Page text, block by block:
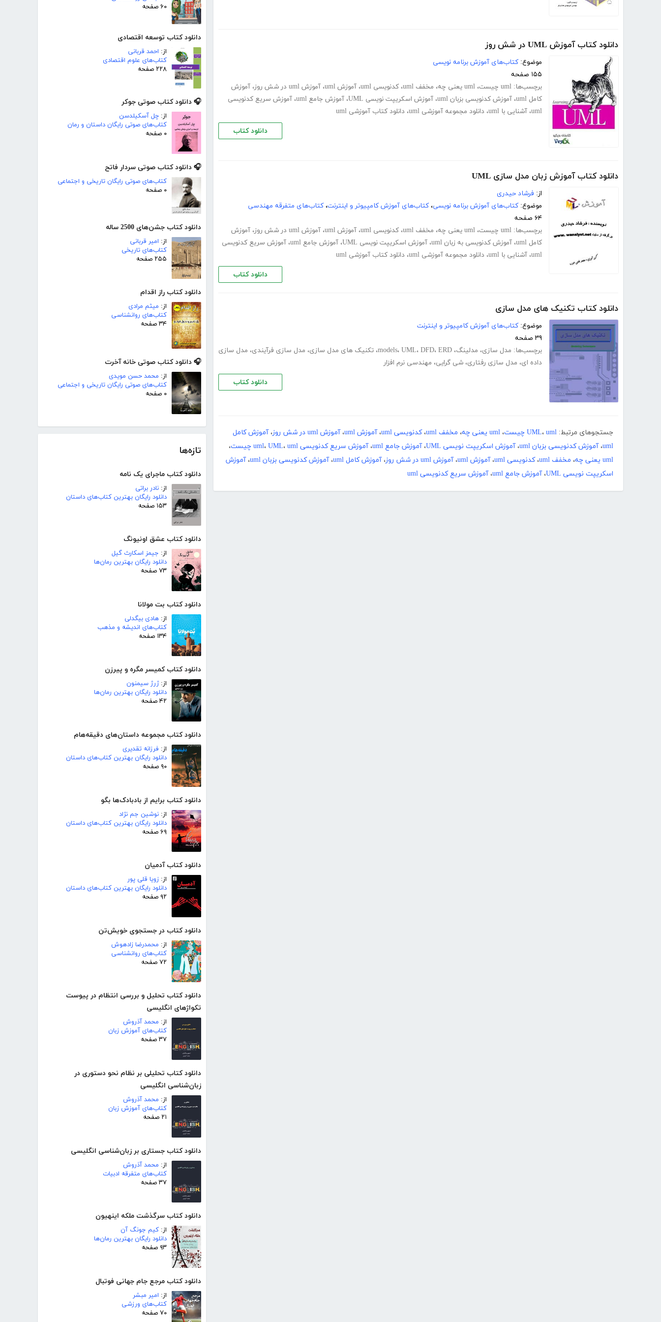
۶۰ صفحه
دانلود کتاب توسعه اقتصادی
از: احمد قربانی
کتاب‌های علوم اقتصادی
۲۲۸ صفحه
🎧 دانلود کتاب صوتی جوکر
از: چل آسکیلدسن
کتاب‌های صوتی رایگان داستان و رمان
۰ صفحه
🎧 دانلود کتاب صوتی سردار فاتح
کتاب‌های صوتی رایگان تاریخی و اجتماعی
۰ صفحه
دانلود کتاب جشن‌های 2500 ساله
از: امیر قربانی
کتاب‌های تاریخی
۲۵۵ صفحه
دانلود کتاب راز اقدام
از: میثم مرادی
کتاب‌های روانشناسی
۳۴ صفحه
🎧 دانلود کتاب صوتی خانه آخرت
از: محمد حسن مویدی
کتاب‌های صوتی رایگان تاریخی و اجتماعی
۰ صفحه
تازه‌ها
دانلود کتاب ماجرای یک نامه
از: نادر براتی
دانلود رایگان بهترین کتاب‌های داستان
۱۵۳ صفحه
دانلود کتاب عشق اونیونگ
از: جیمز اسکارث گیل
دانلود رایگان بهترین رمان‌ها
۷۳ صفحه
دانلود کتاب بت مولانا
از: هادی بیگدلی
کتاب‌های اندیشه و مذهب
۱۳۴ صفحه
دانلود کتاب کمیسر مگره و پیرزن
از:ژرژ سیمنون
دانلود رایگان بهترین رمان‌ها
۴۲ صفحه
دانلود کتاب مجموعه داستان‌های دقیقه‌هام
از: فرزانه تقدیری
دانلود رایگان بهترین کتاب‌های داستان
۹۰ صفحه
دانلود کتاب برایم از بادبادک‌ها بگو
از: نوشین جم نژاد
دانلود رایگان بهترین کتاب‌های داستان
۶۹ صفحه
دانلود کتاب آدمیان
از: زویا قلی پور
دانلود رایگان بهترین کتاب‌های داستان
۹۲ صفحه
دانلود کتاب در جستجوی خویش‌تن
از: محمدرضا زادهوش
کتاب‌های روانشناسی
۷۲ صفحه
دانلود کتاب تحلیل و بررسی انتظام در پیوست
تکواژهای انگلیسی
از: محمد آذروش
کتاب‌های آموزش زبان
۳۷ صفحه
دانلود کتاب تحلیلی بر نظام نحو دستوری در
زبان‌شناسی انگلیسی
از: محمد آذروش
کتاب‌های آموزش زبان
۲۱ صفحه
دانلود کتاب جستاری بر زبان‌شناسی انگلیسی
از: محمد آذروش
کتاب‌های متفرقه ادبیات
۳۷ صفحه
دانلود کتاب سرگذشت ملکه اینهیون
از: کیم جونگ آن
دانلود رایگان بهترین رمان‌ها
۹۳ صفحه
دانلود کتاب مرجع جام جهانی فوتبال
از: امیر مبشر
کتاب‌های ورزشی
۷۰ صفحه
دانلود کتاب آموزش UML در شش روز
موضوع: کتاب‌های آموزش برنامه نویسی
۱۵۵ صفحه
برچسب‌ها: uml چیست ، uml یعنی چه ، مخفف uml ، کدنویسی uml ، آموزش uml ، آموزش uml در شش روز ، آموزش
کامل uml
، آموزش کدنویسی بزبان uml ، آموزش اسکریپت نویسی UML ، آموزش جامع uml ، آموزش سریع کدنویسی
uml، آشنایی با uml ، دانلود مجموعه آموزشی uml ، دانلود کتاب آموزشی uml
دانلود کتاب
دانلود کتاب آموزش زبان مدل سازی UML
از: فرشاد حیدری
موضوع: کتاب‌های آموزش برنامه نویسی، کتاب‌های آموزش کامپیوتر و اینترنت، کتاب‌های متفرقه مهندسی
۶۴ صفحه
برچسب‌ها: uml چیست ، uml یعنی چه ، مخفف uml ، کدنویسی uml ، آموزش uml ، آموزش uml در شش روز ، آموزش
کامل uml
، آموزش کدنویسی به زبان uml ، آموزش اسکریپت نویسی UML ، آموزش جامع uml ، آموزش سریع کدنویسی
uml، آشنایی با uml ، دانلود مجموعه آموزشی uml ، دانلود کتاب آموزشی uml
دانلود کتاب
دانلود کتاب تکنیک های مدل سازی
موضوع: کتاب‌های آموزش کامپیوتر و اینترنت
۳۹ صفحه
برچسب‌ها: مدل سازی، مدلینگ، models، UML، DFD، ERD ، تکنیک های مدل سازی، مدل سازی فرآیندی، مدل سازی
داده ای، مدل سازی رفتاری، شی گرایی، مهندسی نرم افزار
دانلود کتاب
جستجوهای مرتبط: UML، uml چیست ، uml یعنی چه ، مخفف uml ،کدنویسی uml ،آموزش uml ،آموزش uml در شش روز ،آموزش کامل
uml،آموزش کدنویسی بزبان uml ،آموزش اسکریپت نویسی UML ،آموزش جامع uml ،آموزش سریع کدنویسی uml ، UML، uml چیست
،
uml یعنی چه
، مخفف uml ،کدنویسی uml ،آموزش uml ،آموزش uml در شش روز ،آموزش کامل uml ،آموزش کدنویسی بزبان uml ،آموزش
اسکریپت نویسی UML
،آموزش جامع uml ،آموزش سریع کدنویسی uml